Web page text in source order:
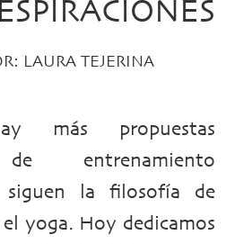
LAURA TEJERINA
más propuestas
de entrenamiento
siguen la filosofía de
yoga. Hoy dedicamos